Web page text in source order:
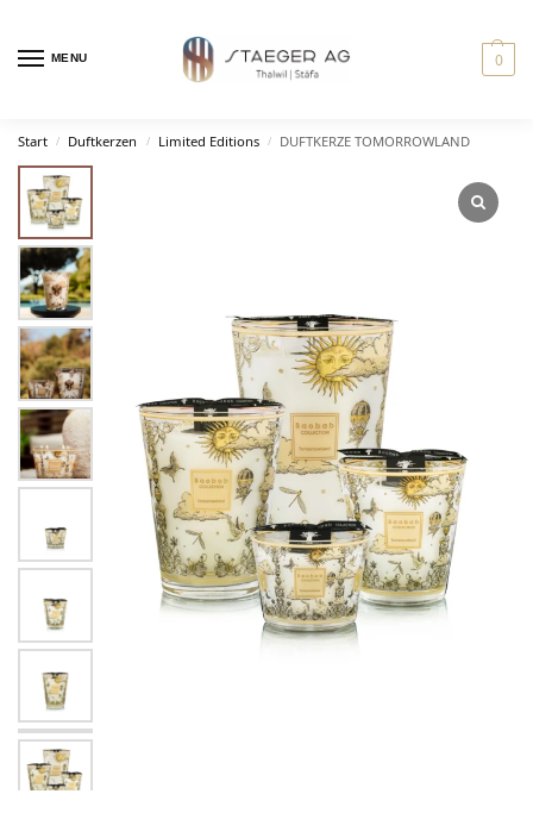
MENU 0
Start / Duftkerzen / Limited Editions / DUFTKERZE TOMORROWLAND